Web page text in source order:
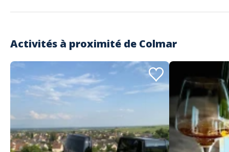
Activités à proximité de Colmar